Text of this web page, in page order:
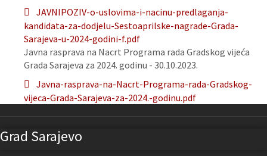
JAVNIPOZIV-o-uslovima-i-nacinu-predlaganja-
kandidata-za-dodjelu-Sestoaprilske-nagrade-Grada-
Sarajeva-u-2024-godini-f.pdf
Javna rasprava na Nacrt Programa rada Gradskog vijeća
Grada Sarajeva za 2024. godinu - 30.10.2023.
Javna-rasprava-na-Nacrt-Programa-rada-Gradskog-
vijeca-Grada-Sarajeva-za-2024.-godinu.pdf
Grad Sarajevo